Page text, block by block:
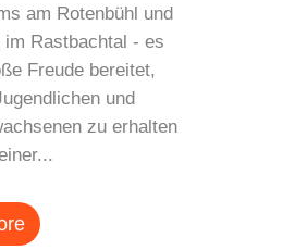
am Rotenbühl und
im Rastbachtal - es
Freude bereitet,
und
zu erhalten